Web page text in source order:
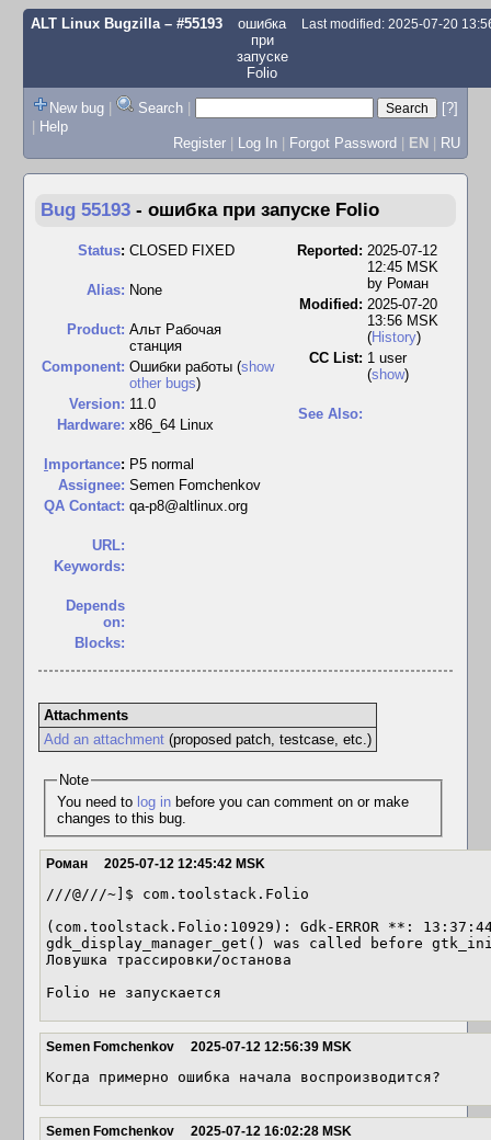
ALT Linux Bugzilla– #55193
ошибка
при
запуске
Folio
Last modified: 2025-07-20
New bug | Search |
[?]
| Help
Register | Log In | Forgot Password | EN | RU
Bug 55193 - ошибка при запуске Folio
Status: CLOSED FIXED
Alias: None
Product: Альт Рабочая
станция
Component: Ошибки работы (show
other bugs)
Version: 11.0
Hardware: x86_64 Linux
mportance: P5 normal
Assignee: Semen Fomchenkov
QA Contact: qa-p8@altlinux.org
URL:
Keywords:
Depends
on:
Blocks:
Reported: 2025-07-12
12:45 MSK
by Роман
Modified: 2025-07-20
13:56 MSK
(History)
CC List: 1 user
(show)
See Also:
Attachments
Add an attachment(proposed patch, testcase, etc.)
Note
You need to log inbefore you can comment on or make
changes to this bug.
Роман 2025-07-12 12:45:42 MSK
///@///~]$ com.toolstack.Folio
(com.toolstack.Folio:10929): Gdk-ERROR **:
gdk_display_manager_get() was called before
Ловушка трассировки/останова
Folio не запускается
Semen Fomchenkov 2025-07-12 12:56:39 MSK
Когда примерно ошибка начала воспроизводится?
Semen Fomchenkov 2025-07-12 16:02:28 MSK